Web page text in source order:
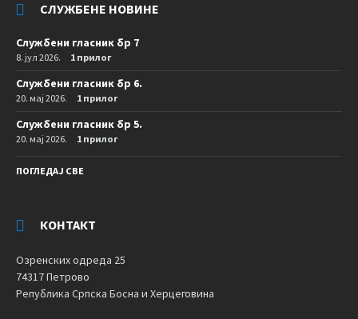
СЛУЖБЕНЕ НОВИНЕ
Службени гласник бр 7
8. јул 2026. 1 прилог
Службени гласник бр 6.
20. мај 2026. 1 прилог
Службени гласник бр 5.
20. мај 2026. 1 прилог
ПОГЛЕДАЈ СВЕ
КОНТАКТ
Озренских одреда 25
74317 Петрово
Република Српска Босна и Херцеговина